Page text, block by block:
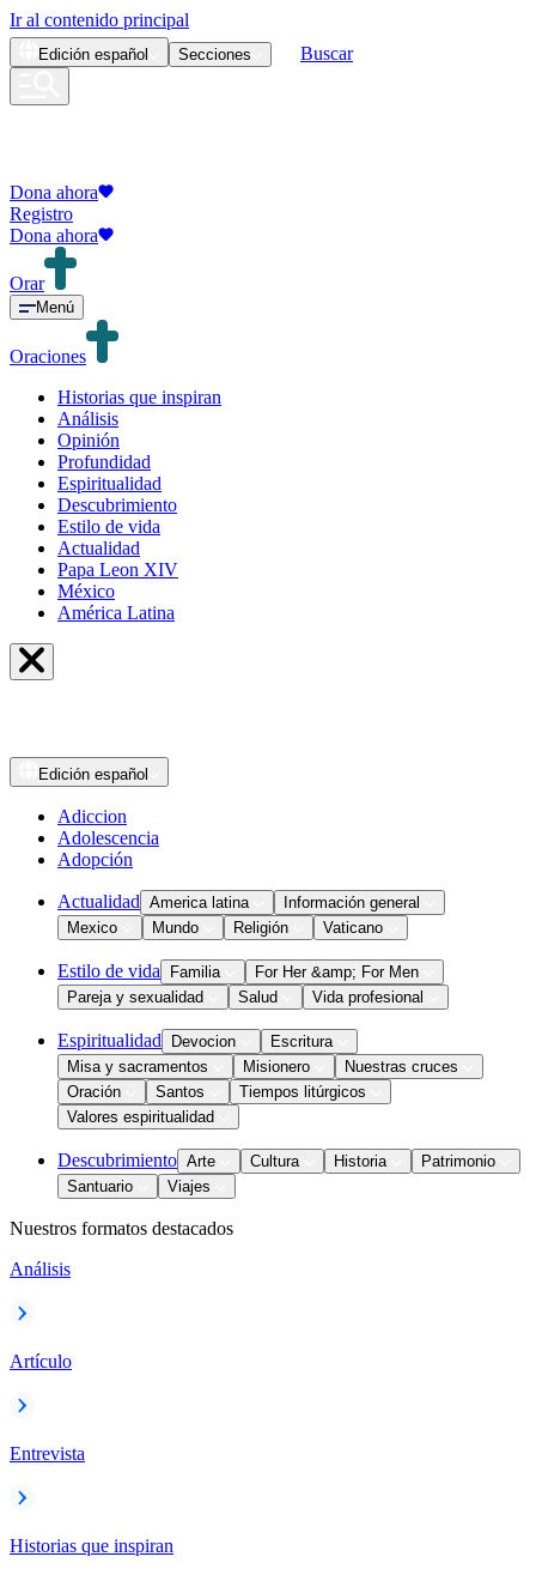
Ir al contenido principal
Edición español Secciones Buscar
Dona ahora
Registro
Dona ahora
Orar
Menú
Oraciones
Historias que inspiran
Análisis
Opinión
Profundidad
Espiritualidad
Descubrimiento
Estilo de vida
Actualidad
Papa Leon XIV
México
América Latina
Edición español
Adiccion
Adolescencia
Adopción
Actualidad America latina
Información general
Mexico
Mundo Religión Vaticano
Estilo de vida Familia
For Her &amp; For Men
Pareja y sexualidad
Salud Vida profesional
Espiritualidad Devocion
Escritura
Misa y sacramentos
Misionero
Nuestras cruces
Oración
Santos
Tiempos litúrgicos
Valores espiritualidad
Descubrimiento Arte Cultura Historia
Patrimonio
Santuario
Viajes
Nuestros formatos destacados
Análisis
Artículo
Entrevista
Historias que inspiran